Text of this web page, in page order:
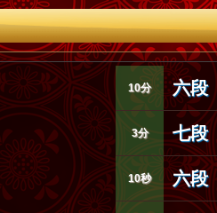
10分 六段
3分 七段
10秒 六段